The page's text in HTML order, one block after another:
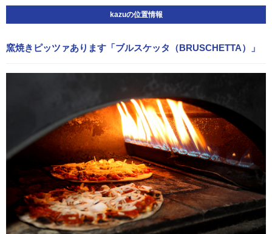
kazuの位置情報
窯焼きピッツァあります「ブルスケッタ（BRUSCHETTA）」